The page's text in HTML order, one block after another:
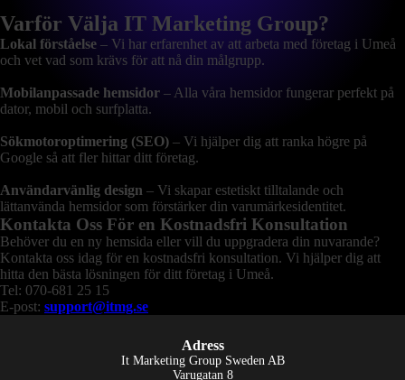
Varför Välja IT Marketing Group?
Lokal förståelse – Vi har erfarenhet av att arbeta med företag i Umeå
och vet vad som krävs för att nå din målgrupp.
Mobilanpassade hemsidor – Alla våra hemsidor fungerar perfekt på
dator, mobil och surfplatta.
Sökmotoroptimering (SEO) – Vi hjälper dig att ranka högre på
Google så att fler hittar ditt företag.
Användarvänlig design – Vi skapar estetiskt tilltalande och
lättanvända hemsidor som förstärker din varumärkesidentitet.
Kontakta Oss För en Kostnadsfri Konsultation
Behöver du en ny hemsida eller vill du uppgradera din nuvarande?
Kontakta oss idag för en kostnadsfri konsultation. Vi hjälper dig att
hitta den bästa lösningen för ditt företag i Umeå.
Tel: 070-681 25 15
E-post: support@itmg.se
Adress
It Marketing Group Sweden AB
Varugatan 8